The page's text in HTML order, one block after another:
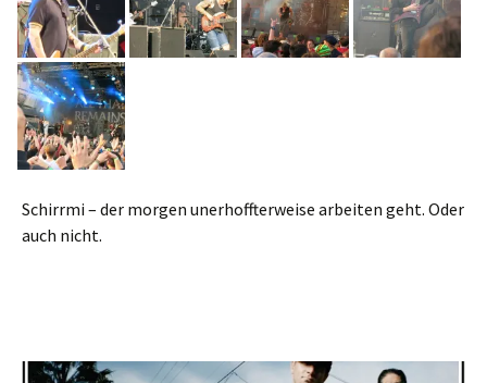
Schirrmi – der morgen unerhoffterweise arbeiten geht. Oder
auch nicht.